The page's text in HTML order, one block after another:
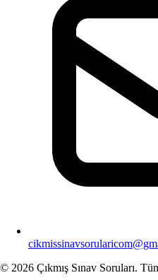
© 2026 Çıkmış Sınav Soruları.